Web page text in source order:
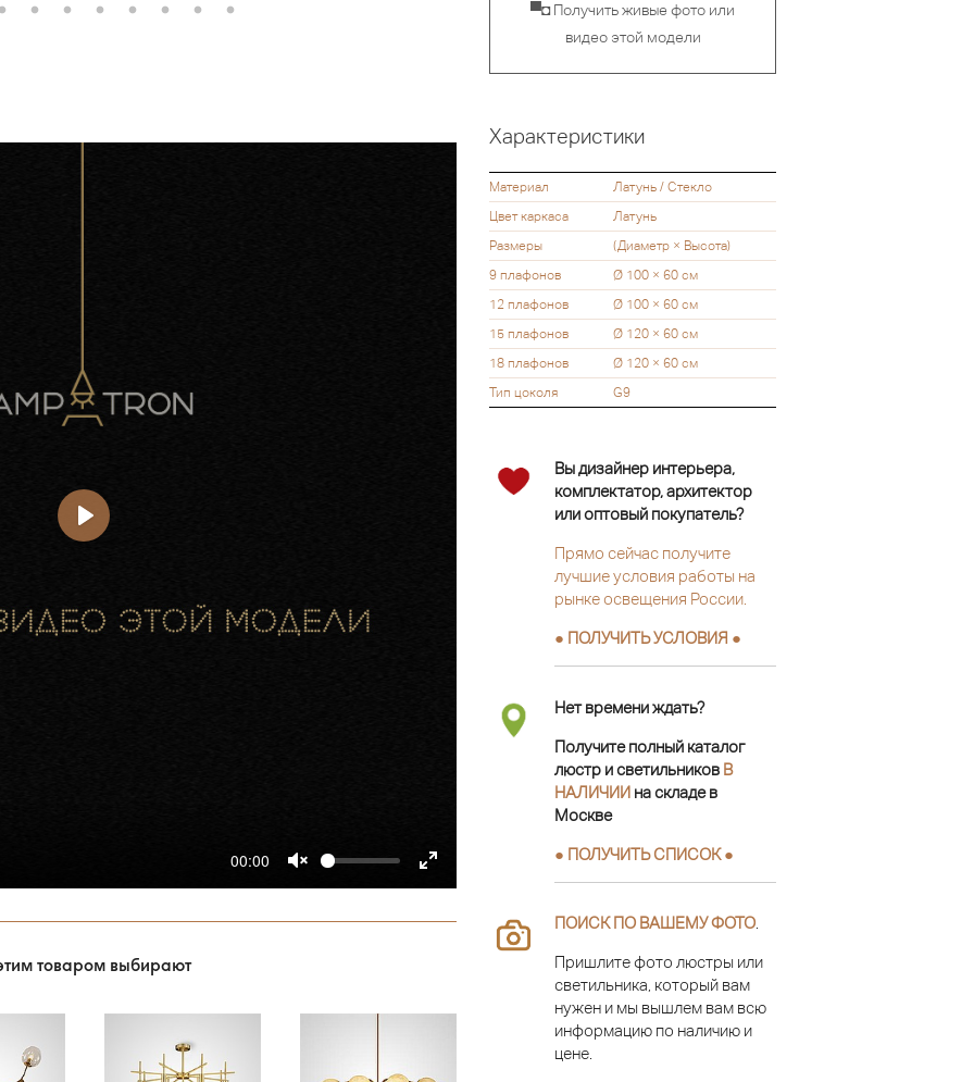
00:00
товаром выбирают
▀◘ Получить живые фото или
видео этой модели
Характеристики
Материал
Латунь / Стекло
Цвет каркаса
Латунь
Размеры
(Диаметр × Высота)
9 плафонов
Ø 100 × 60 см
12 плафонов
Ø 100 × 60 см
15 плафонов
Ø 120 × 60 см
18 плафонов
Ø 120 × 60 см
Тип цоколя
G9
Вы дизайнер интерьера,
комплектатор, архитектор
или оптовый покупатель?
Прямо сейчас получите
лучшие условия работы на
рынке освещения России.
● ПОЛУЧИТЬ УСЛОВИЯ ●
Нет времени ждать?
Получите полный каталог
люстр и светильников В
НАЛИЧИИ на складе в
Москве
● ПОЛУЧИТЬ СПИСОК ●
ПОИСК ПО ВАШЕМУ ФОТО.
Пришлите фото люстры или
светильника, который вам
нужен и мы вышлем вам всю
информацию по наличию и
цене.